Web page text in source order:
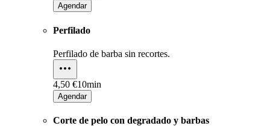
Agendar
Perfilado
Perfilado de barba sin recortes.
4,50 €10min
Agendar
Corte de pelo con degradado y barbas